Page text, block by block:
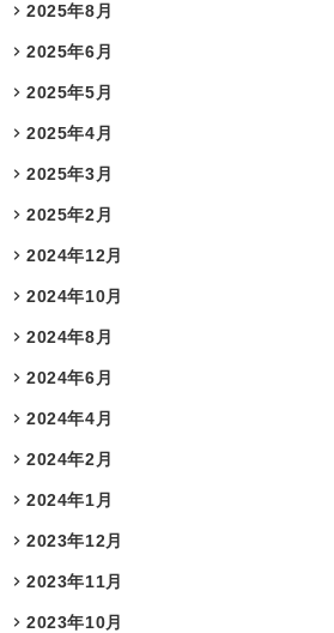
2025年8月
2025年6月
2025年5月
2025年4月
2025年3月
2025年2月
2024年12月
2024年10月
2024年8月
2024年6月
2024年4月
2024年2月
2024年1月
2023年12月
2023年11月
2023年10月